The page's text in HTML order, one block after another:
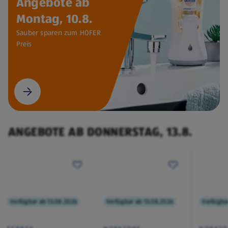
Montag, 10.8.
Sauber sparen zum HOFER
Preis
ANGEBOTE AB DONNERSTAG, 13.8.
Verfügbar ab 13.08.2026 Verfügbar ab 13.08.2026